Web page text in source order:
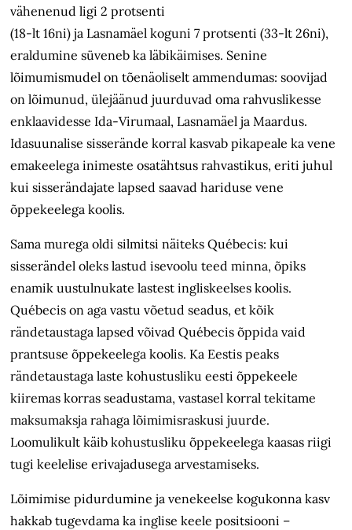
vähenenud ligi 2 protsenti
(18-lt 16ni) ja Lasnamäel koguni 7 protsenti (33-lt 26ni),
eraldumine süveneb ka läbikäimises. Senine
lõimumismudel on tõenäoliselt ammendumas: soovijad
on lõimunud, ülejäänud juurduvad oma rahvuslikesse
enklaavidesse Ida-Virumaal, Lasnamäel ja Maardus.
Idasuunalise sisserände korral kasvab pikapeale ka vene
emakeelega inimeste osatähtsus rahvastikus, eriti juhul
kui sisserändajate lapsed saavad hariduse vene
õppekeelega koolis.
Sama murega oldi silmitsi näiteks Québecis: kui
sisserändel oleks lastud isevoolu teed minna, õpiks
enamik uustulnukate lastest ingliskeelses koolis.
Québecis on aga vastu võetud seadus, et kõik
rändetaustaga lapsed võivad Québecis õppida vaid
prantsuse õppekeelega koolis. Ka Eestis peaks
rändetaustaga laste kohustusliku eesti õppekeele
kiiremas korras seadustama, vastasel korral tekitame
maksumaksja rahaga lõimimisraskusi juurde.
Loomulikult käib kohustusliku õppekeelega kaasas riigi
tugi keelelise erivajadusega arvestamiseks.
Lõimimise pidurdumine ja venekeelse kogukonna kasv
hakkab tugevdama ka inglise keele positsiooni –